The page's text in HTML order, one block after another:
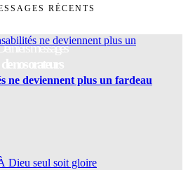
RÉCENTS
messages
ne deviennent plus un fardeau